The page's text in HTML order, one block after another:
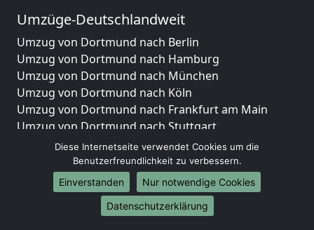
Umzüge-Deutschlandweit
Umzug von Dortmund nach Berlin
Umzug von Dortmund nach Hamburg
Umzug von Dortmund nach München
Umzug von Dortmund nach Köln
Umzug von Dortmund nach Frankfurt am Main
Umzug von Dortmund nach Stuttgart
Umzug von Dortmund nach Düsseldorf
Umzug von Dortmund nach Leipzig
Umzug von Dortmund nach Dortmund
Umzug von Dortmund nach Essen
Umzug von Dortmund nach Bremen
Diese Internetseite verwendet Cookies um die
Benutzerfreundlichkeit zu verbessern.
Einverstanden
Nur notwendige Cookies
Datenschutzerklärung